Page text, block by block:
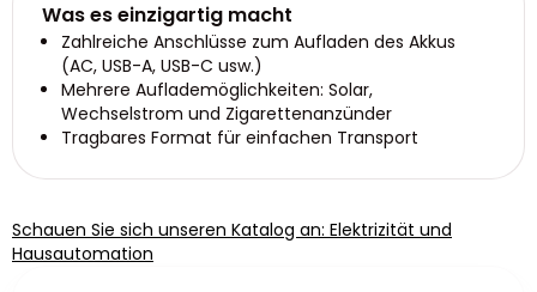
Was es einzigartig macht
Zahlreiche Anschlüsse zum Aufladen des Akkus
(AC, USB-A, USB-C usw.)
Mehrere Auflademöglichkeiten: Solar,
Wechselstrom und Zigarettenanzünder
Tragbares Format für einfachen Transport
Schauen Sie sich unseren Katalog an: Elektrizität und
Hausautomation